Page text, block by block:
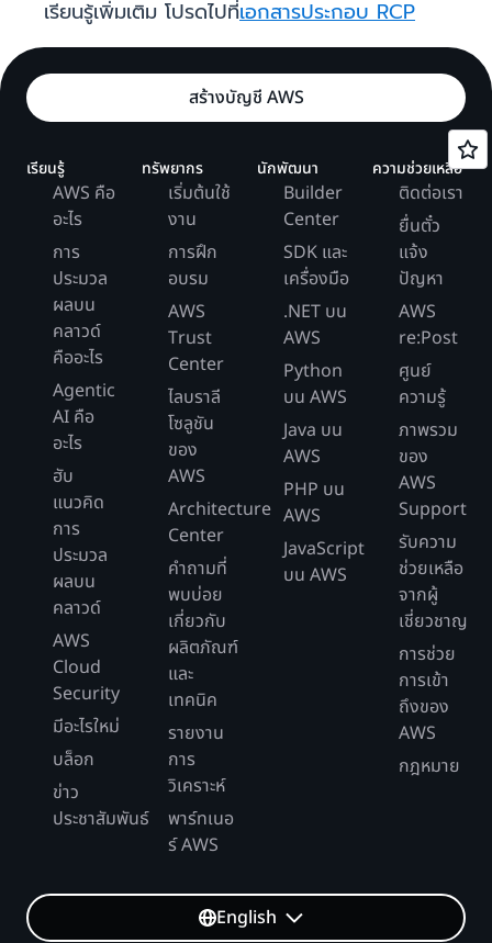
เรียนรู้เพิ่มเติม โปรดไปที่เอกสารประกอบ RCP
สร้างบัญชี AWS
เรียนรู้
AWS คือ
อะไร
การ
ประมวล
ผลบน
คลาวด์
คืออะไร
Agentic
AI คือ
อะไร
ฮับ
แนวคิด
การ
ประมวล
ผลบน
คลาวด์
AWS
Cloud
Security
มีอะไรใหม่
บล็อก
ข่าว
ประชาสัมพันธ์
ทรัพยากร
เริ่มต้นใช้
งาน
การฝึก
อบรม
AWS
Trust
Center
ไลบราลี
โซลูชัน
ของ
AWS
Architecture
Center
คำถามที่
พบบ่อย
เกี่ยวกับ
ผลิตภัณฑ์
และ
เทคนิค
รายงาน
การ
วิเคราะห์
พาร์ทเนอ
ร์ AWS
นักพัฒนา
Builder
Center
SDK และ
เครื่องมือ
.NET บน
AWS
Python
บน AWS
Java บน
AWS
PHP บน
AWS
JavaScript
บน AWS
ความช่วยเหลือ
ติดต่อเรา
ยื่นตั๋ว
แจ้ง
ปัญหา
AWS
re:Post
ศูนย์
ความรู้
ภาพรวม
ของ
AWS
Support
รับความ
ช่วยเหลือ
จากผู้
เชี่ยวชาญ
การช่วย
การเข้า
ถึงของ
AWS
กฎหมาย
English